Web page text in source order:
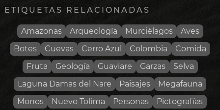
ETIQUETAS RELACIONADAS
Amazonas Arqueología Murciélagos
Aves
Botes
Cuevas Cerro Azul Colombia
Comida
Fruta
Geología Guaviare Garzas
Selva
Laguna Damas del Nare
Paisajes
Megafauna
Monos
Nuevo Tolima Personas
Pictografías